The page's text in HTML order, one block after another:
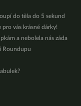
do těla do 5 sekund
vás krásné dárky!
a nebolela nás záda
Roundupu